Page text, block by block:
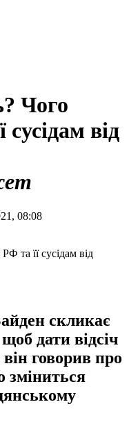
Чого
сусідам від
08:08
скликає
дати відсіч
говорив про
зміниться